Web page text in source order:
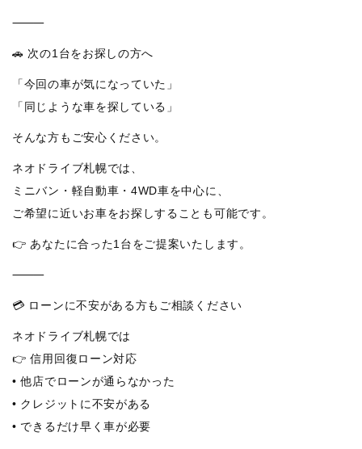
⸻
🚗 次の1台をお探しの方へ
「今回の車が気になっていた」
「同じような車を探している」
そんな方もご安心ください。
ネオドライブ札幌では、
ミニバン・軽自動車・4WD車を中心に、
ご希望に近いお車をお探しすることも可能です。
👉 あなたに合った1台をご提案いたします。
⸻
💳 ローンに不安がある方もご相談ください
ネオドライブ札幌では
👉 信用回復ローン対応
• 他店でローンが通らなかった
• クレジットに不安がある
• できるだけ早く車が必要